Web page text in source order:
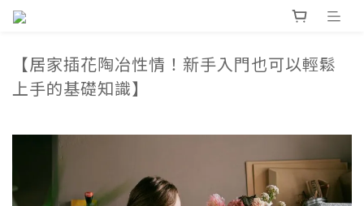
【居家插花陶冶性情！新手入門也可以輕鬆
上手的基礎知識】